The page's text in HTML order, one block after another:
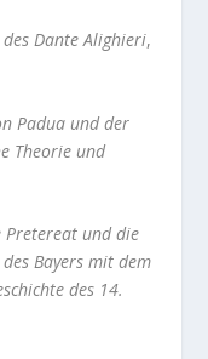
Dante Alighieri,
Padua und der
Theorie und
Pretereat und die
Bayers mit dem
des 14.